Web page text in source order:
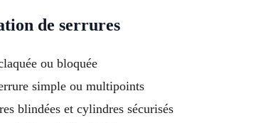
de serrures
ou bloquée
simple ou multipoints
blindées et cylindres sécurisés